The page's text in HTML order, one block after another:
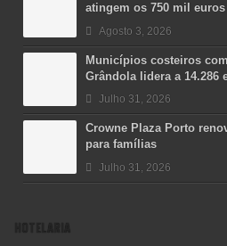
atingem os 750 mil euros
Agosto 3, 2026
Municípios costeiros
Grândola lidera a 14.286
Julho 31, 2026
Crowne Plaza Porto
para famílias
Julho 31, 2026
HOTELARIA